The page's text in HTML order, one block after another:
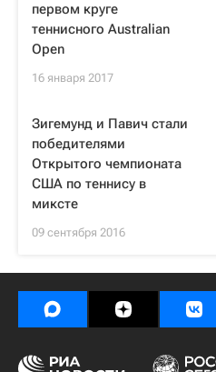
первом круге
теннисного Australian
Open
16 января 2017
Зигемунд и Павич стали
победителями
Открытого чемпионата
США по теннису в
миксте
09 сентября 2016